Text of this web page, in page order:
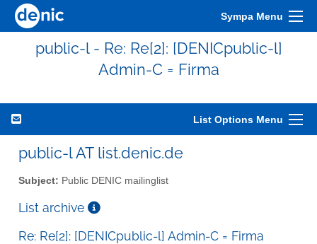
Sympa Menu
public-l - Re: Re[2]: [DENICpublic-l]
Admin-C = Firma
List Options Menu
public-l AT list.denic.de
Subject: Public DENIC mailinglist
List archive
Re: Re[2]: [DENICpublic-l] Admin-C = Firma